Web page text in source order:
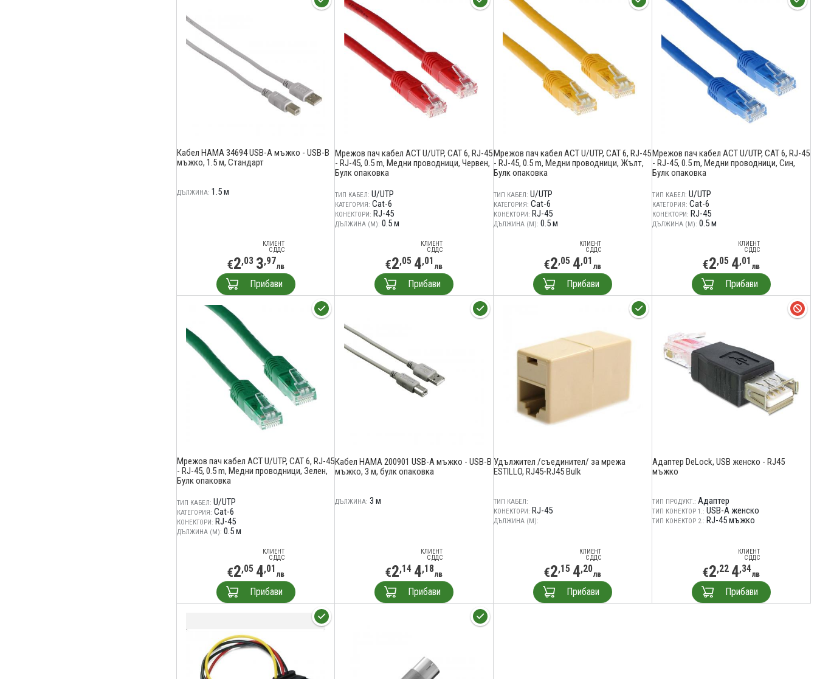
Кабел HAMA 34694 USB-A мъжко - USB-B
мъжко, 1.5 м, Стандарт
ДЪЛЖИНА: 1.5 м
КЛИЕНТ
С ДДС
€2,03 3,97лв
Прибави
Мрежов пач кабел ACT U/UTP, CAT 6, RJ-45
- RJ-45, 0.5 m, Медни проводници, Червен,
Булк опаковка
ТИП КАБЕЛ: U/UTP
КАТЕГОРИЯ: Cat-6
КОНЕКТОРИ: RJ-45
ДЪЛЖИНА (М): 0.5 м
КЛИЕНТ
С ДДС
€2,05 4,01 лв
Прибави
Мрежов пач кабел ACT U/UTP, CAT 6, RJ-45
- RJ-45, 0.5 m, Медни проводници, Жълт,
Булк опаковка
ТИП КАБЕЛ: U/UTP
КАТЕГОРИЯ: Cat-6
КОНЕКТОРИ: RJ-45
ДЪЛЖИНА (М): 0.5 м
КЛИЕНТ
С ДДС
€2,05 4,01 лв
Прибави
Мрежов пач кабел ACT U/UTP, CAT 6, RJ-45
- RJ-45, 0.5 m, Медни проводници, Син,
Булк опаковка
ТИП КАБЕЛ: U/UTP
КАТЕГОРИЯ: Cat-6
КОНЕКТОРИ: RJ-45
ДЪЛЖИНА (М): 0.5 м
КЛИЕНТ
С ДДС
€2,05 4,01 лв
Прибави
Мрежов пач кабел ACT U/UTP, CAT 6, RJ-45
- RJ-45, 0.5 m, Медни проводници, Зелен,
Булк опаковка
ТИП КАБЕЛ: U/UTP
КАТЕГОРИЯ: Cat-6
КОНЕКТОРИ: RJ-45
ДЪЛЖИНА (М): 0.5 м
КЛИЕНТ
С ДДС
€2,05 4,01 лв
Прибави
Кабел HAMA 200901 USB-A мъжко - USB-B
мъжко, 3 м, булк опаковка
ДЪЛЖИНА: 3 м
КЛИЕНТ
С ДДС
€2,14 4,18лв
Прибави
Удължител /съединител/ за мрежа
ESTILLO, RJ45-RJ45 Bulk
ТИП КАБЕЛ:
КОНЕКТОРИ: RJ-45
ДЪЛЖИНА (М):
КЛИЕНТ
С ДДС
€2,15 4,20лв
Прибави
Адаптер DeLock, USB женско - RJ45
мъжко
ТИП ПРОДУКТ.: Адаптер
ТИП КОНЕКТОР 1.: USB-A женско
ТИП КОНЕКТОР 2.: RJ-45 мъжко
КЛИЕНТ
С ДДС
€2,22 4,34лв
Прибави